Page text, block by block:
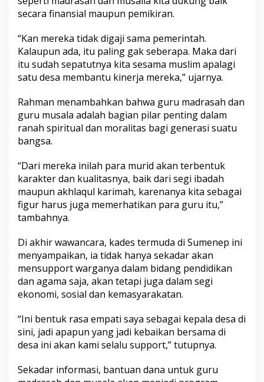
secara finansial maupun pemikiran.
“Kan mereka tidak digaji sama pemerintah.
Kalaupun ada, itu paling gak seberapa. Maka dari
itu sudah sepatutnya kita sesama muslim apalagi
satu desa membantu kinerja mereka,” ujarnya.
Rahman menambahkan bahwa guru madrasah dan
guru musala adalah bagian pilar penting dalam
ranah spiritual dan moralitas bagi generasi suatu
bangsa.
“Dari mereka inilah para murid akan terbentuk
karakter dan kualitasnya, baik dari segi ibadah
maupun akhlaqul karimah, karenanya kita sebagai
figur harus juga memerhatikan para guru itu,”
tambahnya.
Di akhir wawancara, kades termuda di Sumenep ini
menyampaikan, ia tidak hanya sekadar akan
mensupport warganya dalam bidang pendidikan
dan agama saja, akan tetapi juga dalam segi
ekonomi, sosial dan kemasyarakatan.
“Ini bentuk rasa empati saya sebagai kepala desa di
sini, jadi apapun yang jadi kebaikan bersama di
desa ini akan kami selalu support,” tutupnya.
Sekadar informasi, bantuan dana untuk guru